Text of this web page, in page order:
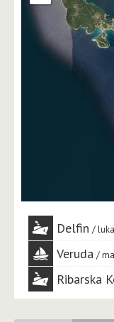
Delfin luka
Veruda
Ribarska